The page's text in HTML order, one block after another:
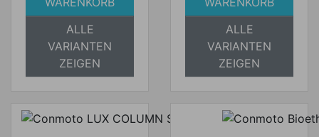
ALLE
VARIANTEN
ZEIGEN
versandkostenfrei
ALLE
VARIANTEN
ZEIGEN